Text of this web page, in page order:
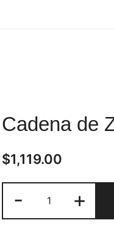
Cadena de
$1,119.00
-
de
Zirconia
+